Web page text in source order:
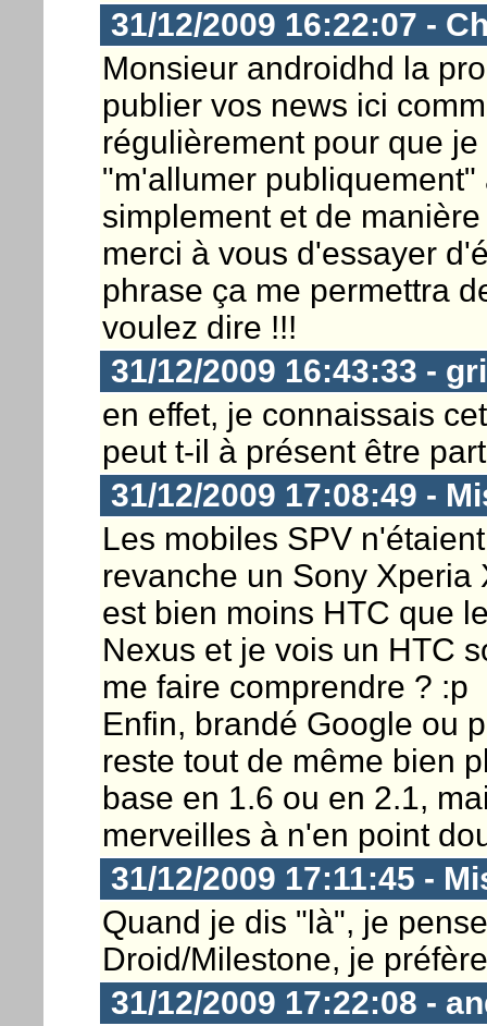
31/12/2009 16:22:07 -
Monsieur androidhd la
publier vos news ici
régulièrement pour que
"m'allumer
simplement et de
merci à vous d'essayer
phrase ça me permettra
voulez dire !!!
31/12/2009 16:43:33 -
en effet, je connaissais
peut t-il à présent être
31/12/2009 17:08:49 -
Les mobiles SPV
revanche un Sony
est bien moins HTC que
Nexus et je vois un HTC
me faire comprendre ? :p
Enfin, brandé Google ou
reste tout de même bien
base en 1.6 ou en 2.1,
merveilles à n'en point
31/12/2009 17:11:45 -
Quand je dis "là", je
Droid/Milestone, je
31/12/2009 17:22:08 -